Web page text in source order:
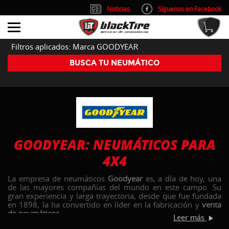
Filtros aplicados: Marca GOODYEAR
BUSCA TU NEUMÁTICO
GOODYEAR: NEUMÁTICOS PARA
4X4
La empresa de neumáticos Goodyeares, a día de hoy, una
de las mayores compañías del mundo en este campo. Su
gran experiencia y larga trayectoria, desde que fue fundada
en 1898, la ha convertido en líder en la fabricación y venta
de neumáticos
Leer más
Noticias
Síguenos en Facebook
info@blacktire.es
914 353 309
Atención al cliente: L/V 9:00-14:00 y 15:00-19:00